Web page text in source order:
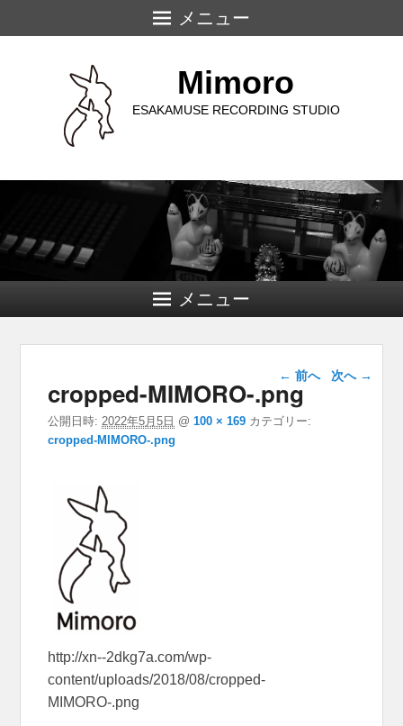
メニュー
Mimoro
ESAKAMUSE RECORDING STUDIO
メニュー
画像ナビゲー
ション
← 前へ 次へ →
cropped-MIMORO-.png
公開日時: 2022年5月5日 @100 × 169 カテゴリー:
cropped-MIMORO-.png
http://xn--2dkg7a.com/wp-
content/uploads/2018/08/cropped-
MIMORO-.png